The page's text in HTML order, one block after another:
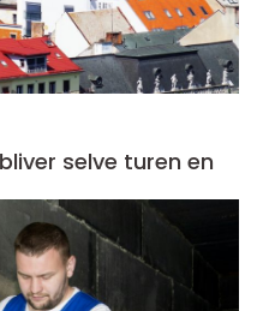
selve turen en